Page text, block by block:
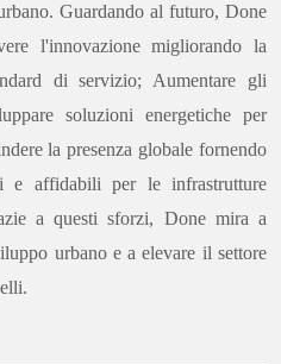
Guardando al futuro, Done
l'innovazione migliorando la
di servizio; Aumentare gli
soluzioni energetiche per
la presenza globale fornendo
e affidabili per le infrastrutture
a questi sforzi, Done mira a
urbano e a elevare il settore